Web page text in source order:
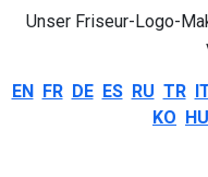
Unser Friseur-Logo-
EN FR DE ES RU TR
KO HU